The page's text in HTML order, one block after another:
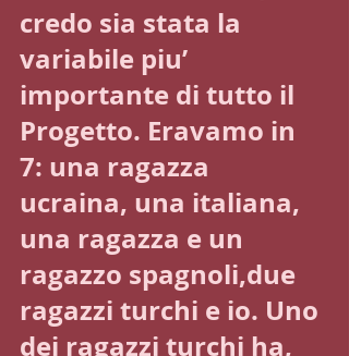
credo sia stata la
variabile piu’
importante di tutto il
Progetto. Eravamo in
7: una ragazza
ucraina, una italiana,
una ragazza e un
ragazzo spagnoli,due
ragazzi turchi e io. Uno
dei ragazzi turchi ha,